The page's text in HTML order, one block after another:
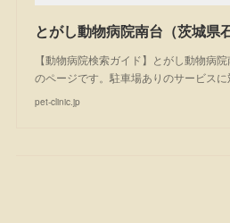
とがし動物病院南台（茨城県
【動物病院検索ガイド】とがし動物病
のページです。駐車場ありのサービス
pet-clinic.jp